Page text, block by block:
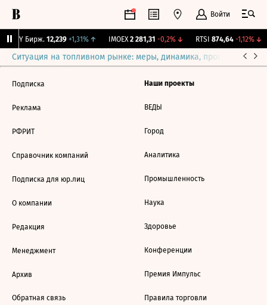
Войти
CNY Бирж. 12,239 +1,31%↑ IMOEX 2 281,31 -0,2%↓ RTSI 874,64 -1,12%↓
Ситуация на топливном рынке: меры, динамика, прогнозы
Подписка
Реклама
РФРИТ
Справочник компаний
Подписка для юр.лиц
О компании
Редакция
Менеджмент
Архив
Обратная связь
Наши проекты
ВЕДЫ
Город
Аналитика
Промышленность
Наука
Здоровье
Конференции
Премия Импульс
Правила торговли